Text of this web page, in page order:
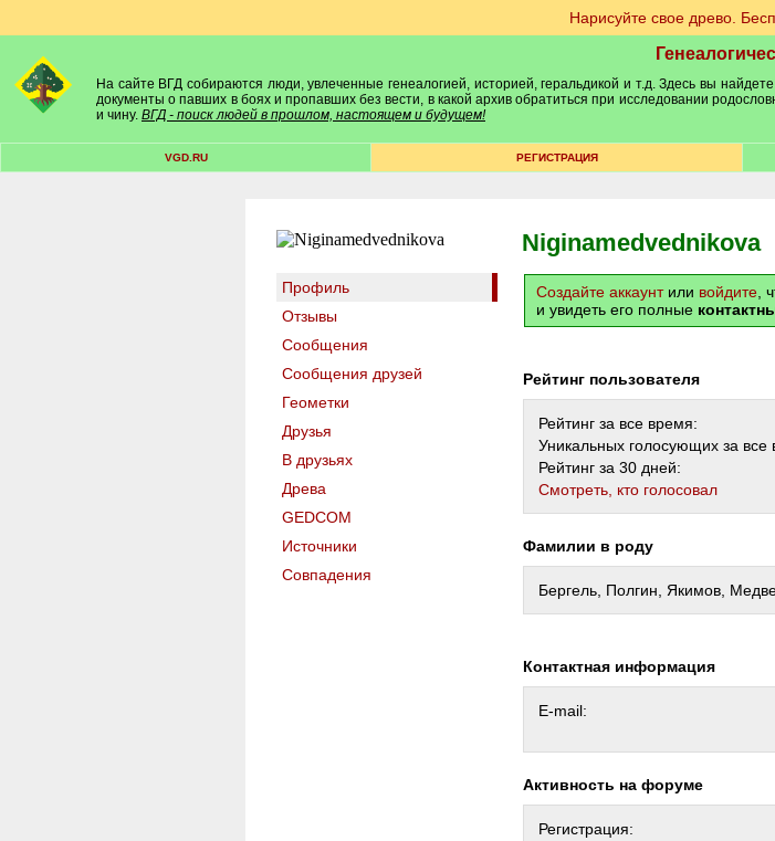
Нарисуйте свое древо.
На сайте ВГД собираются люди, увлеченные генеалогией, историей, геральдикой и т.д. Здесь вы
документы о павших в боях и пропавших без вести, в какой архив обратиться при исследовании
и чину. ВГД - поиск людей в прошлом, настоящем и будущем!
VGD.RU РЕГИСТРАЦИЯ
Профиль
Отзывы
Сообщения
Сообщения друзей
Геометки
Друзья
В друзьях
Древа
GEDCOM
Источники
Совпадения
Niginamedvednikova
Создайте аккаунтили войдите ,
и увидеть его полные
Рейтинг пользователя
Рейтинг за все время:
Уникальных голосующих за все
Рейтинг за 30 дней:
Cмотреть, кто голосовал
Фамилии в роду
Бергель, Полгин, Якимов,
Контактная информация
E-mail:
Активность на форуме
Регистрация: